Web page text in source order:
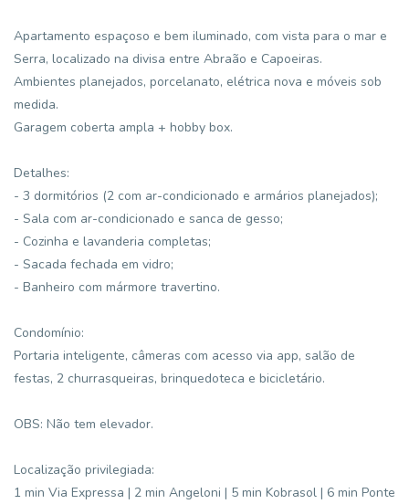
Apartamento espaçoso e bem iluminado, com vista para o mar e
Serra, localizado na divisa entre Abraão e Capoeiras.
Ambientes planejados, porcelanato, elétrica nova e móveis sob
medida.
Garagem coberta ampla + hobby box.
Detalhes:
- 3 dormitórios (2 com ar-condicionado e armários planejados);
- Sala com ar-condicionado e sanca de gesso;
- Cozinha e lavanderia completas;
- Sacada fechada em vidro;
- Banheiro com mármore travertino.
Condomínio:
Portaria inteligente, câmeras com acesso via app, salão de
festas, 2 churrasqueiras, brinquedoteca e bicicletário.
OBS: Não tem elevador.
Localização privilegiada:
1 min Via Expressa | 2 min Angeloni | 5 min Kobrasol | 6 min Ponte